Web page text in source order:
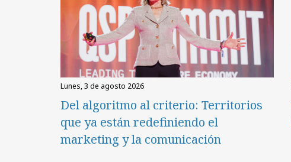
lunes, 3 de agosto 2026
Del algoritmo al criterio: Territorios
que ya están redefiniendo el
marketing y la comunicación